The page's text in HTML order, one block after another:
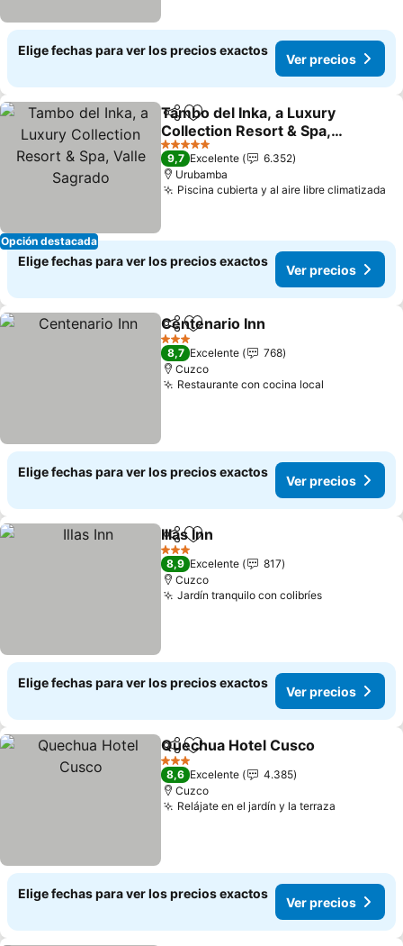
Elige fechas para ver los precios exactos
Ver precios
Opción destacada
Compartir
Agregar a favoritos
Tambo del Inka, a Luxury
Collection Resort & Spa,
Valle Sagrado
Ver precios
5 Estrellas
9,7 Excelente
6.352
Urubamba
Piscina cubierta y al aire libre climatizada
Elige fechas para ver los precios exactos
Ver precios
CompartirAgregar a favoritos
Centenario Inn
3 Estrellas
8,7 Excelente
768
Cuzco
Restaurante con cocina local
Elige fechas para ver los precios exactos
Ver precios
CompartirAgregar a favoritos
Illas Inn
3 Estrellas
8,9 Excelente
817
Cuzco
Jardín tranquilo con colibríesVer precios
Elige fechas para ver los precios exactos
Ver precios
CompartirAgregar a favoritos
Quechua Hotel Cusco
3 Estrellas
8,6 Excelente
4.385
Cuzco
Relájate en el jardín y la terraza
Elige fechas para ver los precios exactos
Ver precios